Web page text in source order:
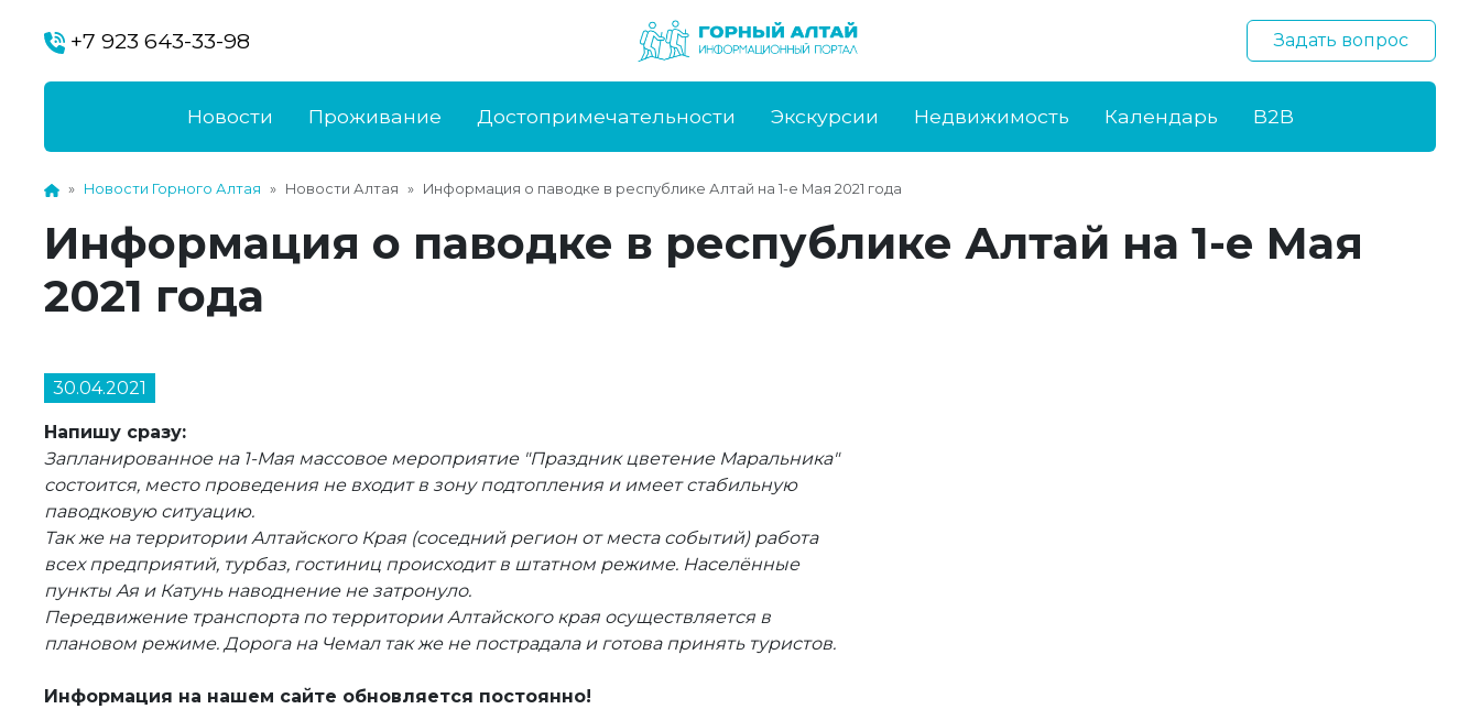
+7 923 643-33-98 Задать вопрос
Новости Проживание Достопримечательности Экскурсии Недвижимость Календарь B2B
Новости Горного Алтая Новости Алтая Информация о паводке в республике Алтай на 1-е Мая 2021 года
Информация о паводке в республике Алтай на 1-е Мая
2021 года
30.04.2021
Напишу сразу:
Запланированное на 1-Мая массовое мероприятие "Праздник цветение Маральника"
состоится, место проведения не входит в зону подтопления и имеет стабильную
паводковую ситуацию.
Так же на территории Алтайского Края (соседний регион от места событий) работа
всех предприятий, турбаз, гостиниц происходит в штатном режиме. Населённые
пункты Ая и Катунь наводнение не затронуло.
Передвижение транспорта по территории Алтайского края осуществляется в
плановом режиме. Дорога на Чемал так же не пострадала и готова принять туристов.
Информация на нашем сайте обновляется постоянно!